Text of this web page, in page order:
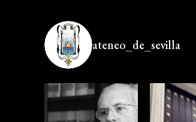
ateneo_de_sevilla